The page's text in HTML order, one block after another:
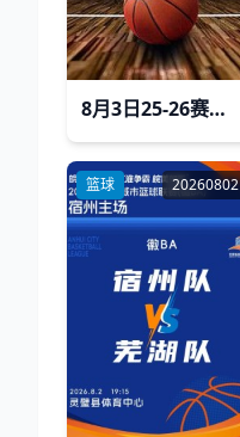
8月3日25-26赛季全国青年篮球联赛 广东宏远101VS93吉林东北虎
篮球 20260802